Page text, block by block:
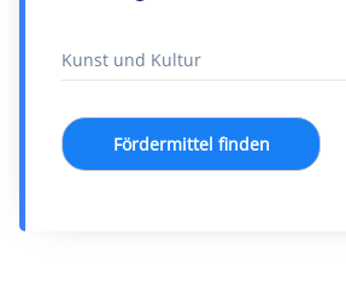
Fördermittel finden